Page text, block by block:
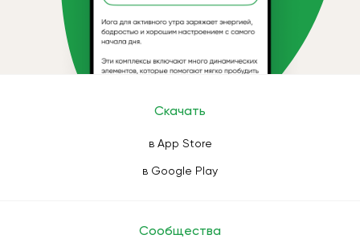
Скачать
в App Store
в Google Play
Сообщества